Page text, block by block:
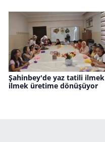
Şahinbey'de yaz tatili ilmek
ilmek üretime dönüşüyor